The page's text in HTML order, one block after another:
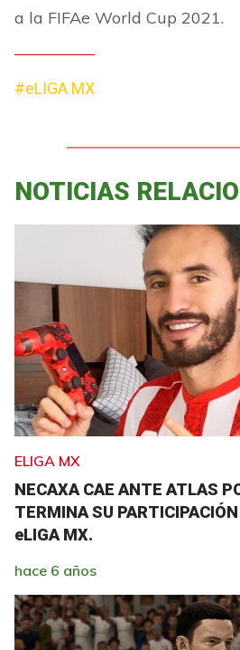
a la FIFAe World Cup 2021.
#eLIGA MX
NOTICIAS
ELIGA MX
NECAXA CAE ANTE ATLAS
TERMINA SU
eLIGA MX.
hace 6 años